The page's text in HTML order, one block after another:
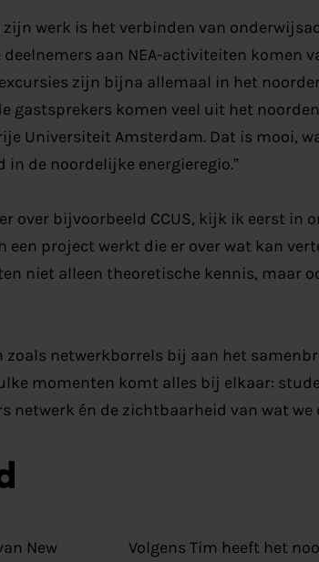
werk is het verbinden van
deelnemers aan NEA-activiteiten komen
zijn bijna allemaal in het noorde
gastsprekers komen veel uit het
Universiteit Amsterdam. Dat is mooi,
in de noordelijke energieregio.”
over bijvoorbeeld CCUS, kijk ik eerst in
een project werkt die er over wat kan
niet alleen theoretische kennis, maar
zoals netwerkborrels bij aan het
momenten komt alles bij elkaar:
netwerk én de zichtbaarheid van wat we
New Volgens Tim heeft het